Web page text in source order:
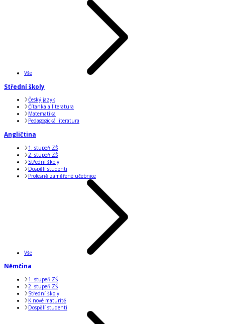
Vše
Střední školy
Český jazyk
Čítanka a literatura
Matematika
Pedagogická literatura
Angličtina
1. stupeň ZŠ
2. stupeň ZŠ
Střední školy
Dospělí studenti
Profesně zaměřené učebnice
Vše
Němčina
1. stupeň ZŠ
2. stupeň ZŠ
Střední školy
K nové maturitě
Dospělí studenti